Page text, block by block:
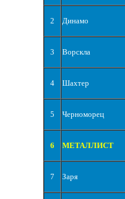
2 Динамо
3 Ворскла
4 Шахтер
5 Черноморец
6 МЕТАЛЛИСТ
7 Заря